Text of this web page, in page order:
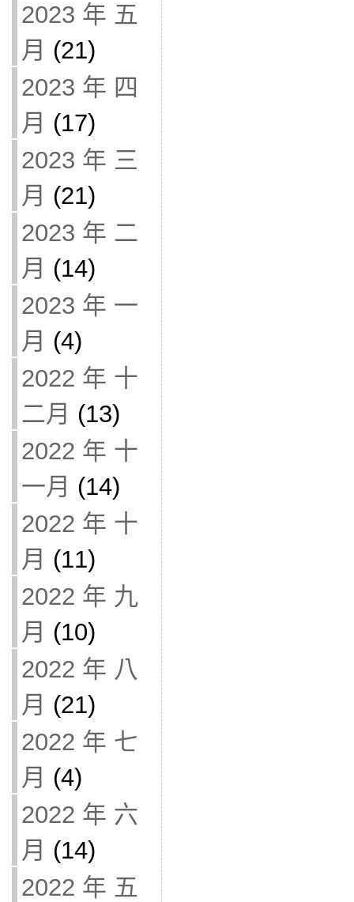
2023 年 五
月 (21)
2023 年 四
月 (17)
2023 年 三
月 (21)
2023 年 二
月 (14)
2023 年 一
月 (4)
2022 年 十
二月 (13)
2022 年 十
一月 (14)
2022 年 十
月 (11)
2022 年 九
月 (10)
2022 年 八
月 (21)
2022 年 七
月 (4)
2022 年 六
月 (14)
2022 年 五